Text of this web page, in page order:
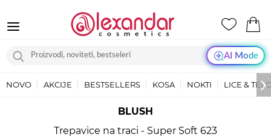
AI Mode
NOVO AKCIJE BESTSELLERS KOSA NOKTI LICE &
BLUSH
Trepavice na traci - Super Soft 623